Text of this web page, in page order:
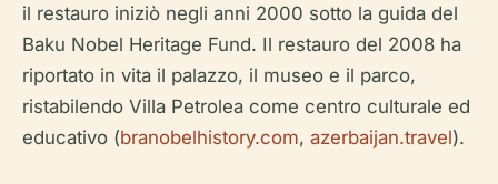
il restauro iniziò negli anni 2000 sotto la guida del
Baku Nobel Heritage Fund. Il restauro del 2008 ha
riportato in vita il palazzo, il museo e il parco,
ristabilendo Villa Petrolea come centro culturale ed
educativo (branobelhistory.com, azerbaijan.travel).